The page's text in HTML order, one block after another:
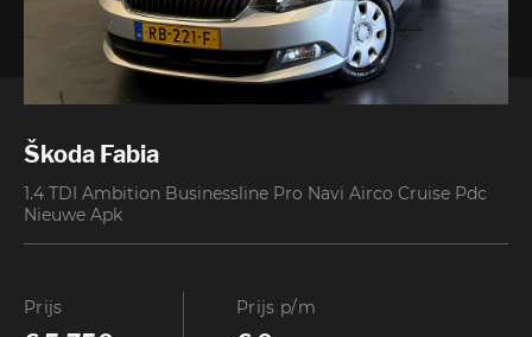
Škoda Fabia
1.4 TDI Ambition Businessline Pro Navi Airco Cruise Pdc
Nieuwe Apk
Prijs Prijs p/m